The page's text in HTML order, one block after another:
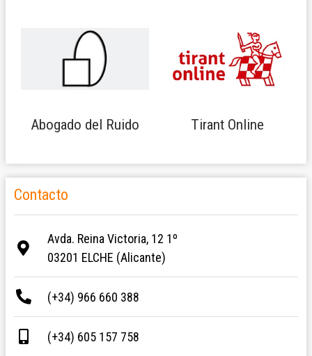
Abogado del Ruido Tirant Online
Contacto
Avda. Reina Victoria, 12 1º
03201 ELCHE (Alicante)
(+34) 966 660 388
(+34) 605 157 758